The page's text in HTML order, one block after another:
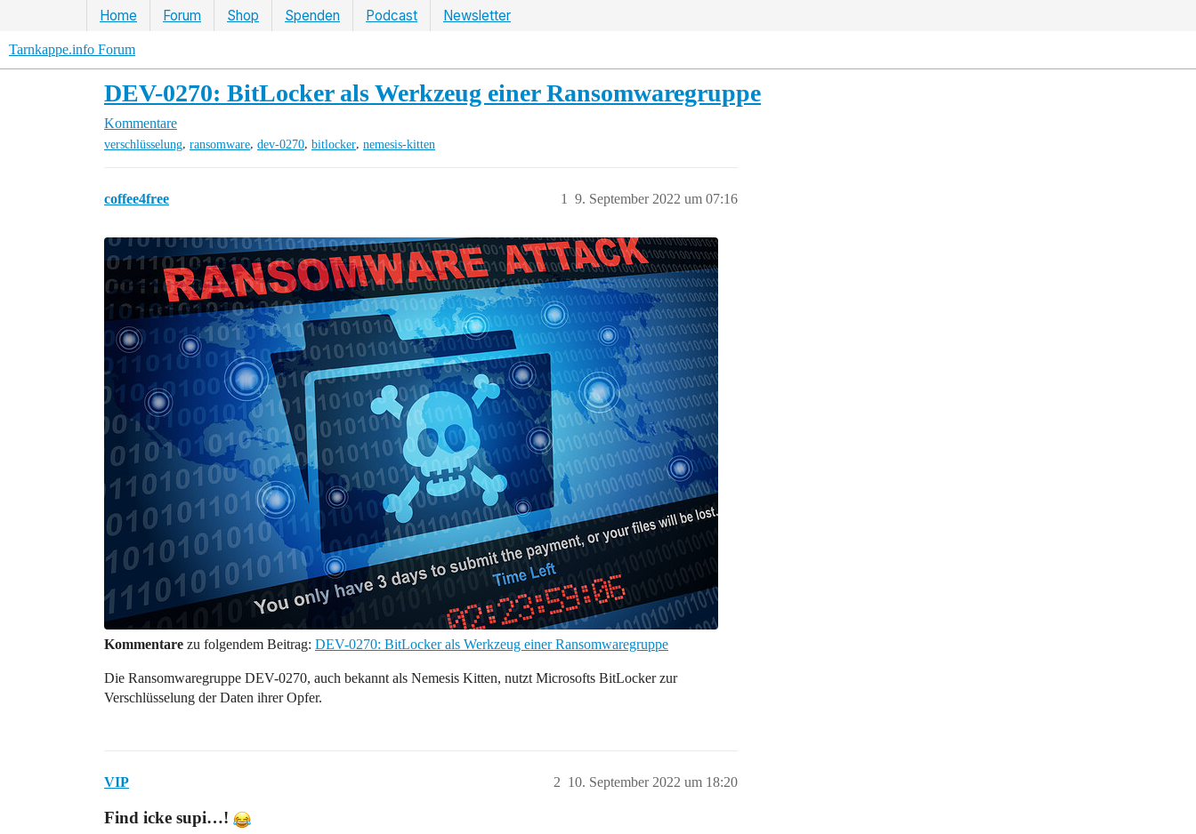
Home Forum Shop Spenden Podcast Newsletter
Tarnkappe.info Forum
DEV-0270: BitLocker als Werkzeug einer Ransomwaregruppe
Kommentare
verschlüsselung, ransomware, dev-0270, bitlocker, nemesis-kitten
coffee4free 9. September 2022 um 07:16
1
Kommentare zu folgendem Beitrag: DEV-0270: BitLocker als Werkzeug einer Ransomwaregruppe
Die Ransomwaregruppe DEV-0270, auch bekannt als Nemesis Kitten, nutzt Microsofts BitLocker zur
Verschlüsselung der Daten ihrer Opfer.
VIP 10. September 2022 um 18:20
2
Find icke supi…!